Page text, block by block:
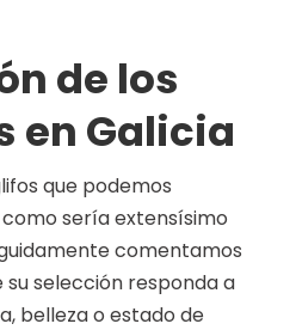
de los
en Galicia
que podemos
sería extensísimo
comentamos
su selección responda a
belleza o estado de